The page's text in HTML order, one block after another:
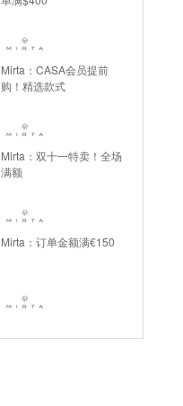
Mirta：CASA会员提前
购！精选款式
Mirta：双十一特卖！全场
满额
Mirta：订单金额满€150